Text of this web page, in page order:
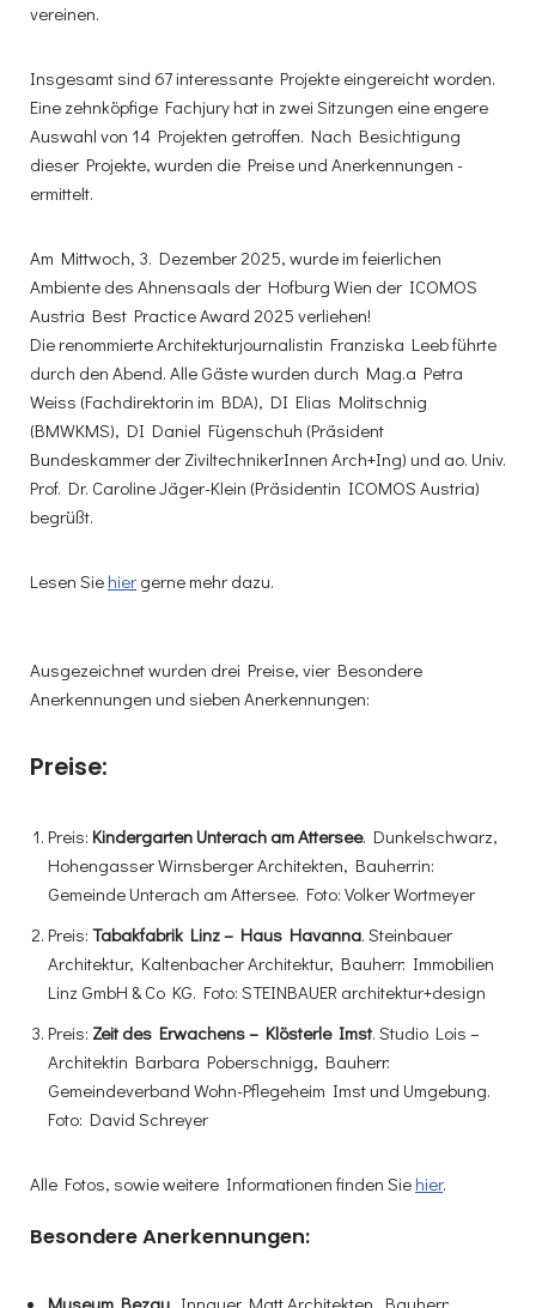
vereinen.
Insgesamt sind 67 interessante Projekte eingereicht worden.
Eine zehnköpfige Fachjury hat in zwei Sitzungen eine engere
Auswahl von 14 Projekten getroffen. Nach Besichtigung
dieser Projekte, wurden die Preise und Anerkennungen ­
ermittelt.
Am Mittwoch, 3. Dezember 2025, wurde im feierlichen
Ambiente des Ahnensaals der Hofburg Wien der ICOMOS
Austria Best Practice Award 2025 verliehen!
Die renommierte Architekturjournalistin Franziska Leeb führte
durch den Abend. Alle Gäste wurden durch Mag.a Petra
Weiss (Fachdirektorin im BDA), DI Elias Molitschnig
(BMWKMS), DI Daniel Fügenschuh (Präsident
Bundeskammer der ZiviltechnikerInnen Arch+Ing) und ao. Univ.
Prof. Dr. Caroline Jäger-Klein (Präsidentin ICOMOS Austria)
begrüßt.
Lesen Sie hier gerne mehr dazu.
Ausgezeichnet wurden drei Preise, vier Besondere
Anerkennungen und sieben Anerkennungen:
Preise:
Preis: Kindergarten Unterach am Attersee. Dunkelschwarz,
Hohengasser Wirnsberger Architekten, Bauherrin:
Gemeinde Unterach am Attersee. Foto: Volker Wortmeyer
Preis: Tabakfabrik Linz – Haus Havanna. Steinbauer
Architektur, Kaltenbacher Architektur, Bauherr: Immobilien
Linz GmbH & Co KG. Foto: STEINBAUER architektur+design
Preis: Zeit des Erwachens – Klösterle Imst. Studio Lois –
Architektin Barbara Poberschnigg, Bauherr:
Gemeindeverband Wohn-Pflegeheim Imst und Umgebung.
Foto: David Schreyer
Alle Fotos, sowie weitere Informationen finden Sie hier.
Besondere Anerkennungen:
Museum Bezau . Innauer Matt Architekten, Bauherr: